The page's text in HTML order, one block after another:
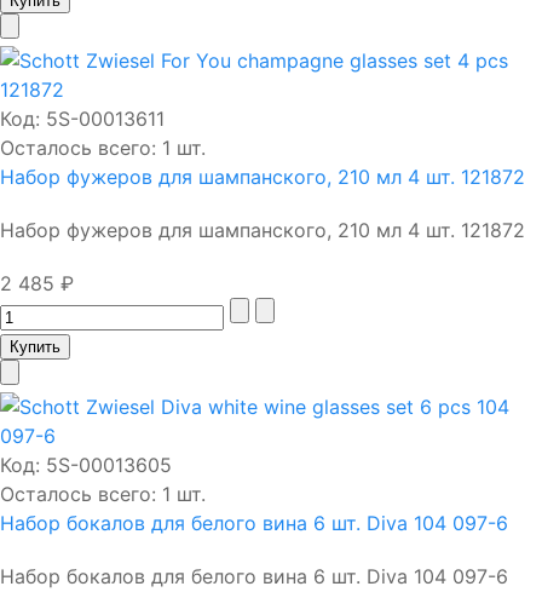
Код: 5S-00013611
Осталось всего: 1 шт.
Набор фужеров для шампанского, 210 мл 4 шт. 121872
Набор фужеров для шампанского, 210 мл 4 шт. 121872
2 485 ₽
Код: 5S-00013605
Осталось всего: 1 шт.
Набор бокалов для белого вина 6 шт. Diva 104 097-6
Набор бокалов для белого вина 6 шт. Diva 104 097-6